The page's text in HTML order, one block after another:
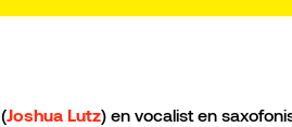
(Joshua Lutz) en vocalist en